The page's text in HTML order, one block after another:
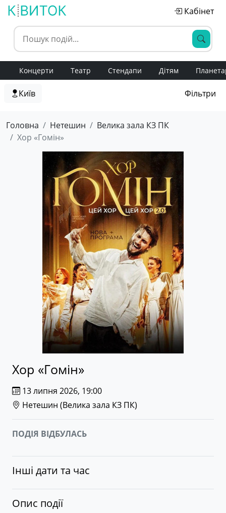
Кабінет
Концерти Театр Стендапи Дітям
Київ Фільтри
Головна Нетешин
Велика зала КЗ ПК
Хор «Гомін»
Хор «Гомін»
13 липня 2026, 19:00
Нетешин (Велика зала КЗ ПК)
ПОДІЯ ВІДБУЛАСЬ
Інші дати та час
Опис події